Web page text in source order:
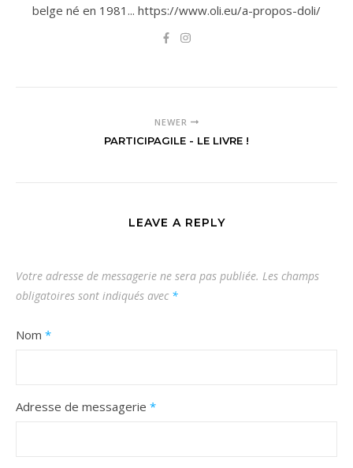
belge né en 1981... https://www.oli.eu/a-propos-doli/
NEWER
PARTICIPAGILE - LE LIVRE !
LEAVE A REPLY
Votre adresse de messagerie ne sera pas publiée. Les champs
obligatoires sont indiqués avec *
Nom *
Adresse de messagerie *